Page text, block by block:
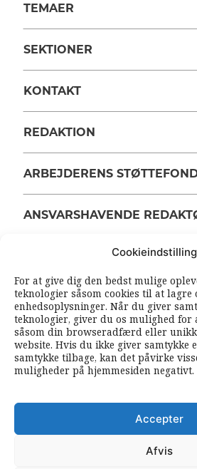
For at give dig den bedst mulige
teknologier såsom cookies til at
enhedsoplysninger. Når du giver
teknologier, giver du os mulighed for
såsom din browseradfærd eller
website. Hvis du ikke giver
samtykke tilbage, kan det påvirke
muligheder på hjemmesiden negativt.
Accepter
Afvis
TEMAER
SEKTIONER
KONTAKT
REDAKTION
ARBEJDERENS
ANSVARSHAVENDE
SOUNDCLOUD
FØLG